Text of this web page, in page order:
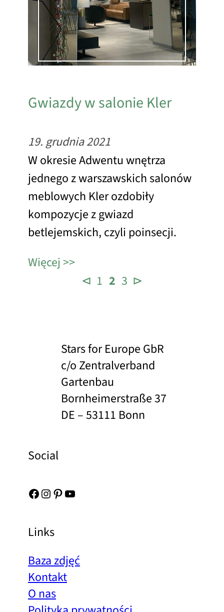
Gwiazdy w salonie Kler
19. grudnia 2021
W okresie Adwentu wnętrza
jednego z warszawskich salonów
meblowych Kler ozdobiły
kompozycje z gwiazd
betlejemskich, czyli poinsecji.
Więcej
⊲ 1 2 3 ⊳
Stars for Europe GbR
c/o Zentralverband
Gartenbau
Bornheimerstraße 37
DE – 53111 Bonn
Social
Facebook Instagram Pinterest YouTube
Links
Baza zdjęć
Kontakt
O nas